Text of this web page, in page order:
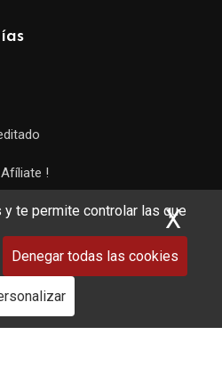
te permite controlar las que
Denegar todas las cookies
X
!
trabajar !